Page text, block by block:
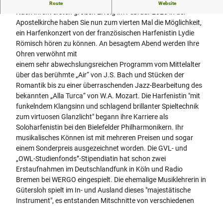
Route Website
Apostelkirche haben Sie nun zum vierten Mal die Möglichkeit,
ein Harfenkonzert von der französischen Harfenistin Lydie
Römisch hören zu können. An besagtem Abend werden Ihre
Ohren verwöhnt mit
einem sehr abwechslungsreichen Programm vom Mittelalter
über das berühmte „Air“ von J.S. Bach und Stücken der
Romantik bis zu einer überraschenden Jazz-Bearbeitung des
bekannten „Alla Turca“ von W.A. Mozart. Die Harfenistin "mit
funkelndem Klangsinn und schlagend brillanter Spieltechnik
zum virtuosen Glanzlicht" begann ihre Karriere als
Soloharfenistin bei den Bielefelder Philharmonikern. Ihr
musikalisches Können ist mit mehreren Preisen und sogar
einem Sonderpreis ausgezeichnet worden. Die GVL- und
„OWL-Studienfonds”-Stipendiatin hat schon zwei
Erstaufnahmen im Deutschlandfunk in Köln und Radio
Bremen bei WERGO eingespielt. Die ehemalige Musiklehrerin in
Gütersloh spielt im In- und Ausland dieses "majestätische
Instrument", es entstanden Mitschnitte von verschiedenen